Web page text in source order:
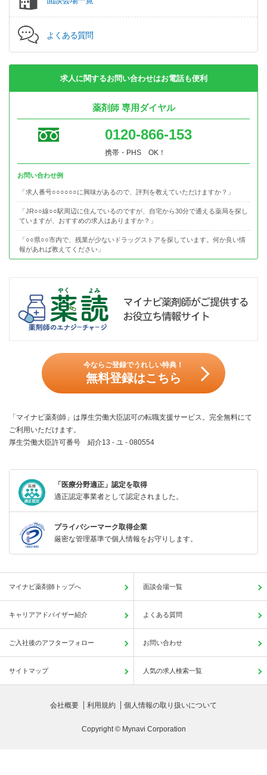
よくある質問
求人に関するお問い合わせはお電話も便利
薬剤師 専用ダイヤル
0120-866-153
携帯・PHS OK！
お問い合わせ例
「求人番号○○○○○○に興味があるので、評判を教えていただけますか？」
「JR○○線○○駅周辺に住んでいるのですが、自宅から30分で通える薬局を探し
ていますが、おすすめの求人はありますか？」
「○○県○○市内で、残業が少ないドラッグストアを探しています。何か良い情
報があれば教えてください」
今ならご登録でうれしい特典！
無料登録はこちら
「マイナビ薬剤師」は厚生労働大臣認可の転職支援サービス。完全無料にて
ご利用いただけます。
厚生労働大臣許可番号 紹介13 - ユ - 080554
「医療分野適正」認定を取得
適正認定事業者として認定されました。
プライバシーマーク取得企業
厳密な管理基準で個人情報をお守りします。
マイナビ薬剤師トップへ 面談会場一覧
キャリアアドバイザー紹介 よくある質問
ご入社後のアフターフォロー お問い合わせ
サイトマップ 人気の求人検索一覧
会社概要 利用規約 個人情報の取り扱いについて
Copyright © Mynavi Corporation